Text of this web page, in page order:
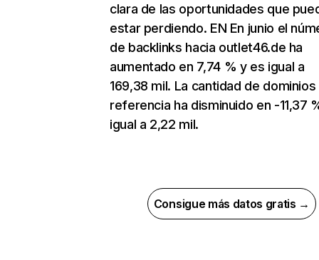
clara de las oportunidades que
estar perdiendo. EN En junio el
de backlinks hacia outlet46.de ha
aumentado en 7,74 % y es igual a
169,38 mil. La cantidad de
referencia ha disminuido en -11,37
igual a 2,22 mil.
Consigue más datos gratis →